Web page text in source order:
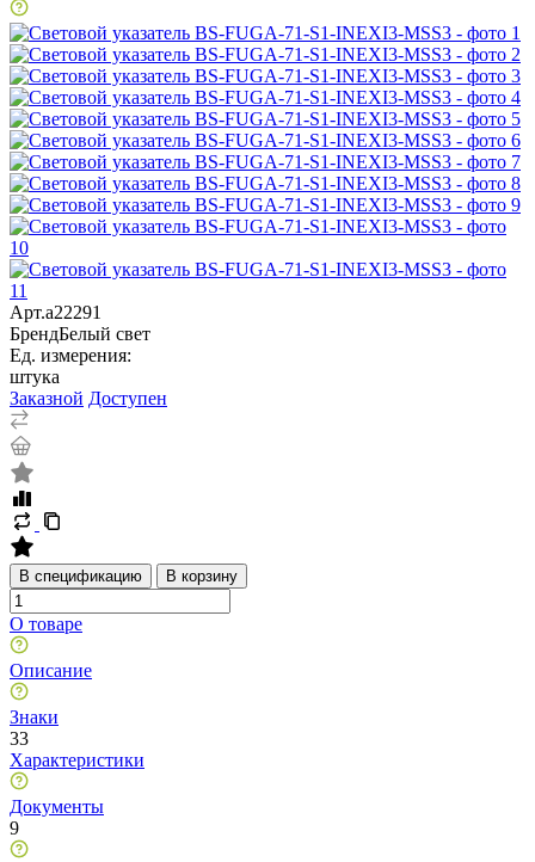
Арт.a22291
БрендБелый свет
Ед. измерения:
штука
Заказной Доступен
В спецификацию В корзину
О товаре
Описание
Знаки
33
Характеристики
Документы
9